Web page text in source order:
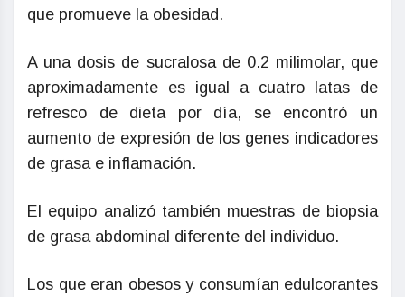
que promueve la obesidad.
A una dosis de sucralosa de 0.2 milimolar, que
aproximadamente es igual a cuatro latas de
refresco de dieta por día, se encontró un
aumento de expresión de los genes indicadores
de grasa e inflamación.
El equipo analizó también muestras de biopsia
de grasa abdominal diferente del individuo.
Los que eran obesos y consumían edulcorantes